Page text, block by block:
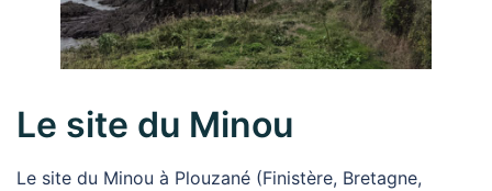
Le site du Minou
Le site du Minou à Plouzané (Finistère, Bretagne,